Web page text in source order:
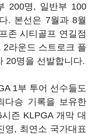
200명, 일반부 100
. 본선은 7월과 8월
존 시티골프 연길점
라운드 스트로크 플
20명을 선발합니다.
1부 투어 선수들도
다승 기록을 보유한
즌 KLPGA 개막 대
영, 최연소 국가대표